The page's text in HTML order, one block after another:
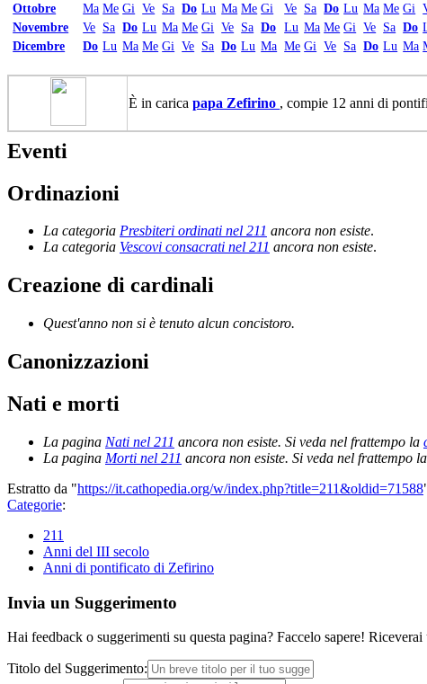
Ottobre
Ma Me Gi Ve Sa Do Lu Ma Me Gi Ve Sa Do Lu Ma Me Gi
Novembre
Ve Sa Do Lu Ma Me Gi Ve Sa Do Lu Ma Me Gi Ve Sa Do
Dicembre
Do Lu Ma Me Gi Ve Sa Do Lu Ma Me Gi Ve Sa Do Lu Ma
È in carica papa Zefirino , compie 12 anni di
Eventi
Ordinazioni
La categoria Presbiteri ordinati nel 211 ancora non esiste.
La categoria Vescovi consacrati nel 211 ancora non esiste.
Creazione di cardinali
Quest'anno non si è tenuto alcun concistoro.
Canonizzazioni
Nati e morti
La pagina Nati nel 211 ancora non esiste. Si veda nel frattempo la
La pagina Morti nel 211 ancora non esiste. Si veda nel frattempo la
Estratto da "https://it.cathopedia.org/w/index.php?title=211&oldid=71588
Categorie:
211
Anni del III secolo
Anni di pontificato di Zefirino
Invia un Suggerimento
Hai feedback o suggerimenti su questa pagina? Faccelo sapere!
Titolo del Suggerimento: